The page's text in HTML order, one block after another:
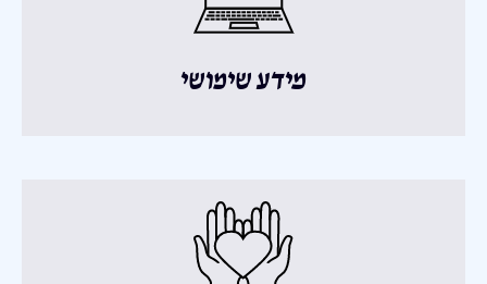
מידע שימושי